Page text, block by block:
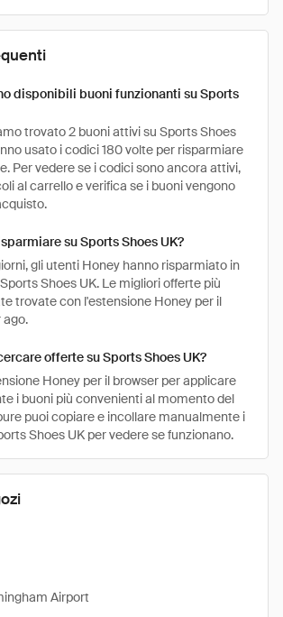
Airport
disponibili buoni funzionanti su Sports
trovato 2 buoni attivi su Sports Shoes
usato i codici 180 volte per risparmiare
Per vedere se i codici sono ancora attivi,
al carrello e verifica se i buoni vengono
su Sports Shoes UK?
gli utenti Honey hanno risparmiato in
Shoes UK. Le migliori offerte più
trovate con l'estensione Honey per il
ago.
offerte su Sports Shoes UK?
Honey per il browser per applicare
i buoni più convenienti al momento del
puoi copiare e incollare manualmente i
Shoes UK per vedere se funzionano.